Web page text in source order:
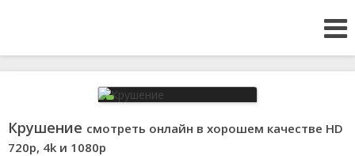
Крушение смотреть онлайн в хорошем качестве HD
720p, 4k и 1080p